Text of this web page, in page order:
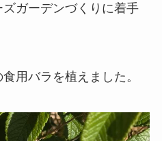
ガーデンづくりに着手
用バラを植えました。